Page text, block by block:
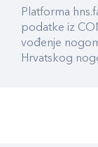
Platforma
podatke iz
vođenje
Hrvatskog